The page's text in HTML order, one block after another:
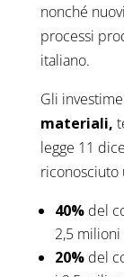
nonché
processi
italiano.
Gli
materiali,
legge 11
riconosciuto
40% del
2,5
20% del